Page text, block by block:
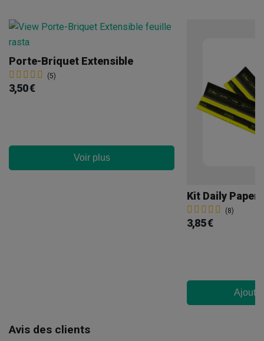
Porte-Briquet Extensible
(5)
3,50 €
Voir plus
Kit Daily Paper
(8)
3,85 €
Avis des clients